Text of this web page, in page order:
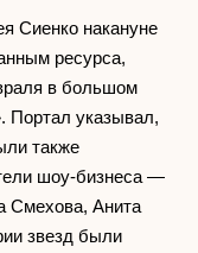
Сиенко накануне
ресурса,
в большом
Портал указывал,
также
шоу-бизнеса —
Смехова, Анита
звезд были